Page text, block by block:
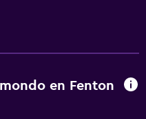
en Fenton